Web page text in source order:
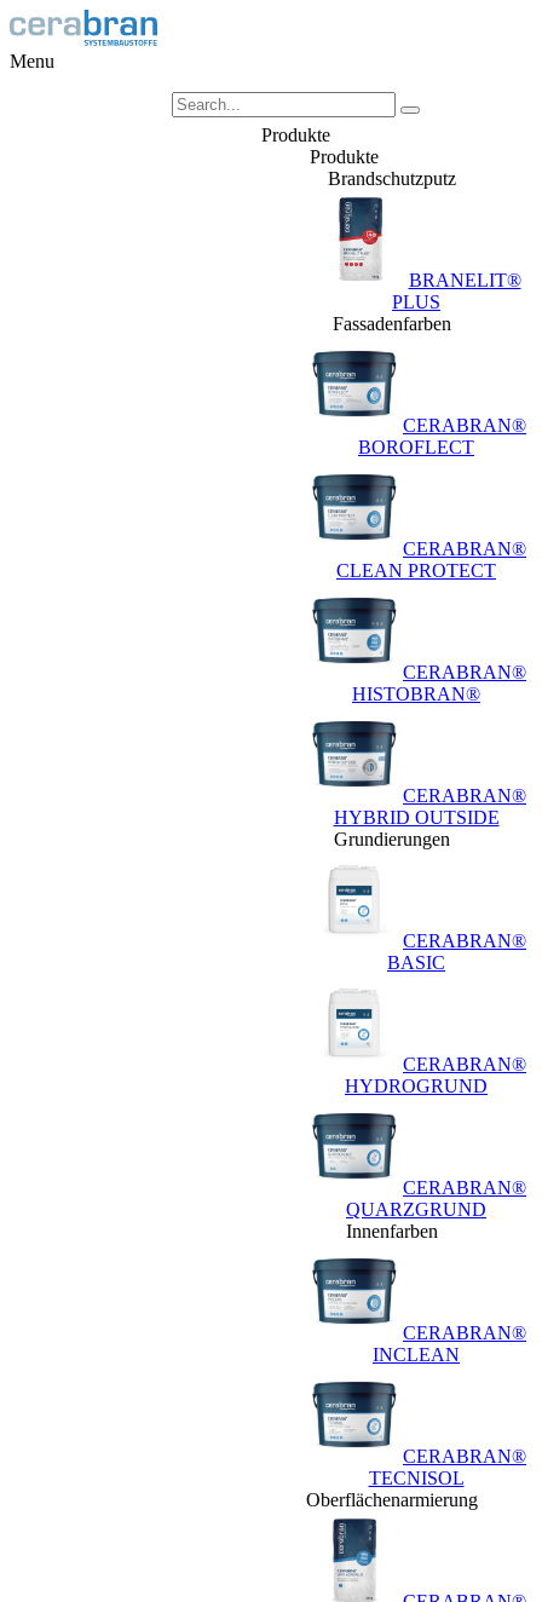
Menu
Produkte
Produkte
Brandschutzputz
BRANELIT®
PLUS
Fassadenfarben
CERABRAN®
BOROFLECT
CERABRAN®
CLEAN PROTECT
CERABRAN®
HISTOBRAN®
CERABRAN®
HYBRID OUTSIDE
Grundierungen
CERABRAN®
BASIC
CERABRAN®
HYDROGRUND
CERABRAN®
QUARZGRUND
Innenfarben
CERABRAN®
INCLEAN
CERABRAN®
TECNISOL
Oberflächenarmierung